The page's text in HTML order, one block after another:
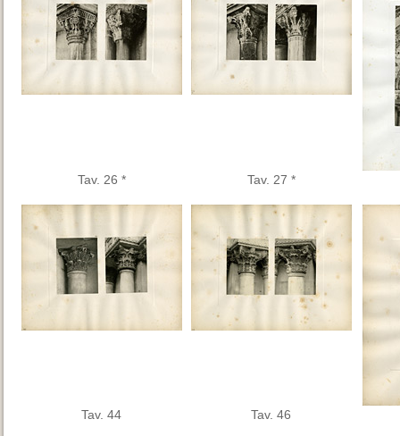
Tav. 26 * Tav. 27 *
Tav. 44 Tav. 46